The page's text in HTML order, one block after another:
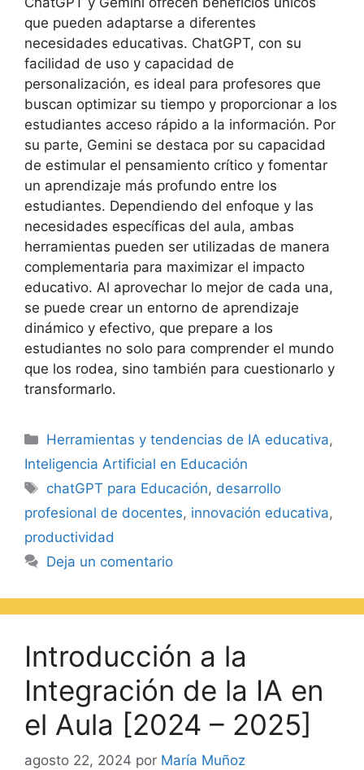
que pueden adaptarse a diferentes
necesidades educativas. ChatGPT, con su
facilidad de uso y capacidad de
personalización, es ideal para profesores que
buscan optimizar su tiempo y proporcionar a los
estudiantes acceso rápido a la información. Por
su parte, Gemini se destaca por su capacidad
de estimular el pensamiento crítico y fomentar
un aprendizaje más profundo entre los
estudiantes. Dependiendo del enfoque y las
necesidades específicas del aula, ambas
herramientas pueden ser utilizadas de manera
complementaria para maximizar el impacto
educativo. Al aprovechar lo mejor de cada una,
se puede crear un entorno de aprendizaje
dinámico y efectivo, que prepare a los
estudiantes no solo para comprender el mundo
que los rodea, sino también para cuestionarlo y
transformarlo.
Herramientas y tendencias de IA educativa,
Inteligencia Artificial en Educación
chatGPT para Educación, desarrollo
profesional de docentes, innovación educativa,
productividad
Deja un comentario
Introducción a la
Integración de la IA en
el Aula [2024 – 2025]
agosto 22, 2024 por María Muñoz